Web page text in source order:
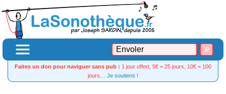
Faites un don pour naviguer sans pub : 1 jour offert, 5€ = 25 jours, 10€ = 100
jours… Je soutiens !